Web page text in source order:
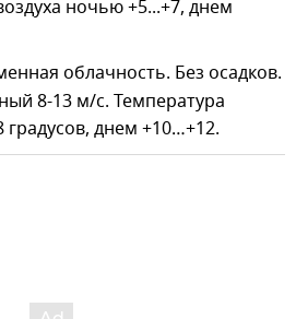
ночью +5...+7, днем
облачность. Без осадков.
8-13 м/с. Температура
днем +10…+12.